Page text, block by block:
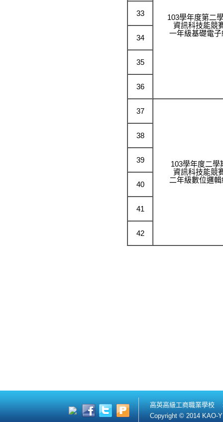
103學年度第二
資訊科技能競
一年級基礎電子
33
34
35
36
37
103學年度二學
資訊科技能競
二年級數位邏
38
39
40
41
42
高英高級工商職業學校
Copyright © 2014 KAO-